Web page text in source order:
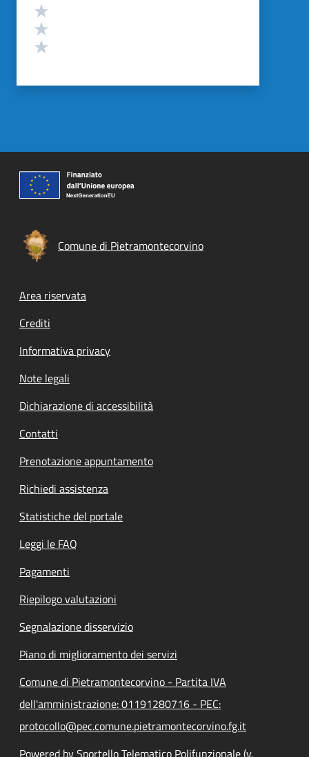
Comune di Pietramontecorvino
Footer menu
Area riservata
Crediti
Informativa privacy
Note legali
Dichiarazione di accessibilità
Contatti
Prenotazione appuntamento
Richiedi assistenza
Statistiche del portale
Leggi le FAQ
Pagamenti
Riepilogo valutazioni
Segnalazione disservizio
Piano di miglioramento dei servizi
Comune di Pietramontecorvino - Partita IVA
dell'amministrazione: 01191280716 - PEC:
protocollo@pec.comune.pietramontecorvino.fg.it
Powered by Sportello Telematico Polifunzionale (v.